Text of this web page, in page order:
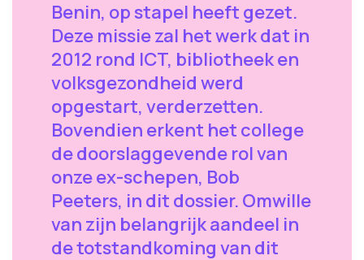
Benin, op stapel heeft gezet.
Deze missie zal het werk dat in
2012 rond ICT, bibliotheek en
volksgezondheid werd
opgestart, verderzetten.
Bovendien erkent het college
de doorslaggevende rol van
onze ex-schepen, Bob
Peeters, in dit dossier. Omwille
van zijn belangrijk aandeel in
de totstandkoming van dit